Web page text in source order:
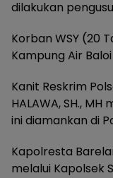
dilakukan
Korban WSY (20
Kampung Air
Kanit Reskrim
HALAWA, SH.,
ini diamankan di
Kapolresta
melalui Kapolsek